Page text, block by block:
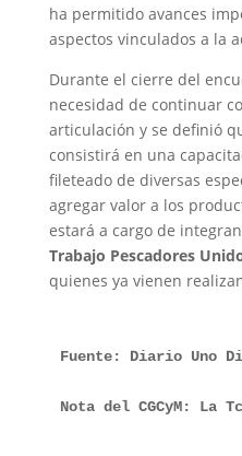
ha permitido avances
aspectos vinculados a la
Durante el cierre del
necesidad de continuar
articulación y se definió
consistirá en una
fileteado de diversas
agregar valor a los
estará a cargo de
Trabajo Pescadores
quienes ya vienen
Fuente: Diario Uno
Nota del CGCyM: La